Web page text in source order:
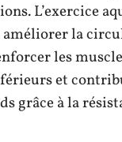
L’exercice
la
les
et
grâce à la